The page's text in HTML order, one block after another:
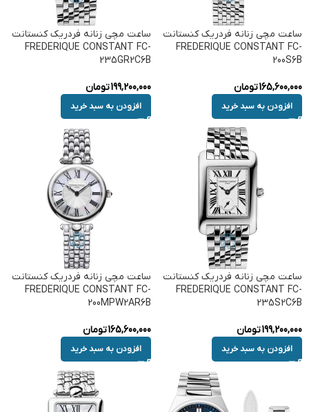
ساعت مچی زنانه فردریک کنستانت
FREDERIQUE CONSTANT FC-
200S6B
165,600,000تومان
افزودن به سبد خرید
ساعت مچی زنانه فردریک کنستانت
FREDERIQUE CONSTANT FC-
235GR2C6B
199,200,000تومان
افزودن به سبد خرید
ساعت مچی زنانه فردریک کنستانت
FREDERIQUE CONSTANT FC-
235S2C6B
199,200,000تومان
افزودن به سبد خرید
ساعت مچی زنانه فردریک کنستانت
FREDERIQUE CONSTANT FC-
200MPW2AR6B
165,600,000تومان
افزودن به سبد خرید